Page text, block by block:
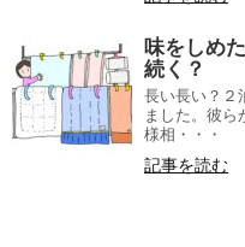
味をしめ
続く？
長い長い？２
ました。彼
様相・・・
記事を読む